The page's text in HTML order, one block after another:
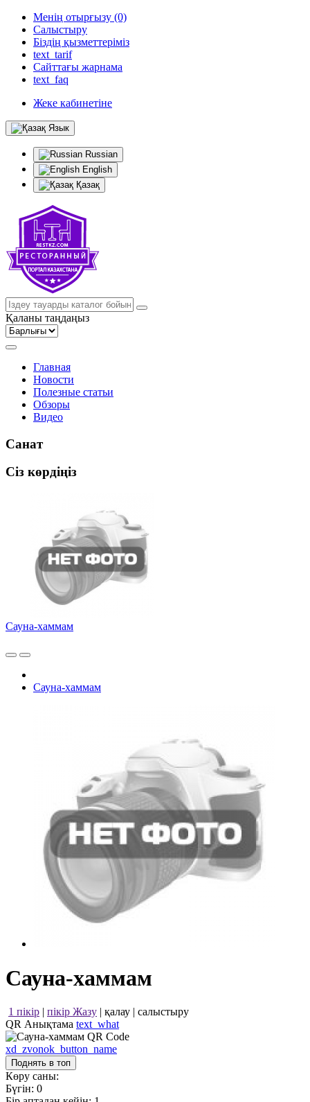
Менің отырғызу (0)
Салыстыру
Біздің қызметтеріміз
text_tarif
Сайттағы жарнама
text_faq
Жеке кабинетіне
Язык
Russian
English
Қазақ
Қаланы таңдаңыз
Главная
Новости
Полезные статьи
Обзоры
Видео
Санат
Сіз көрдіңіз
Сауна-хаммам
Сауна-хаммам
Сауна-хаммам
1 пікір | пікір Жазу | қалау | салыстыру
QR Анықтама text_what
xd_zvonok_button_name
Поднять в топ
Көру саны:
Бүгін: 0